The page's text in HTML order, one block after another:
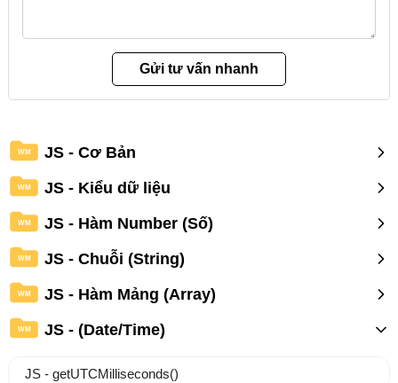
WM JS - Cơ Bản
WM JS - Kiểu dữ liệu
WM JS - Hàm Number (Số)
WM JS - Chuỗi (String)
WM JS - Hàm Mảng (Array)
WM JS - (Date/Time)
JS - getUTCMilliseconds()